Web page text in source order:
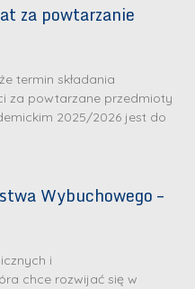
za powtarzanie
termin składania
za powtarzane przedmioty
2025/2026 jest do
Wybuchowego –
i
chce rozwijać się w